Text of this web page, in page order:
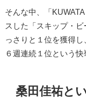
そんな中、「
スした「スキップ・
っさりと１位を獲得し
６週連続１位という快
桑田佳祐と